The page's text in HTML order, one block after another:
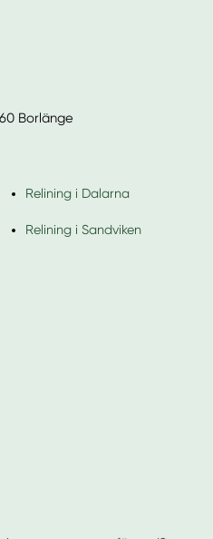
Borlänge
Relining i Dalarna
Relining i Sandviken